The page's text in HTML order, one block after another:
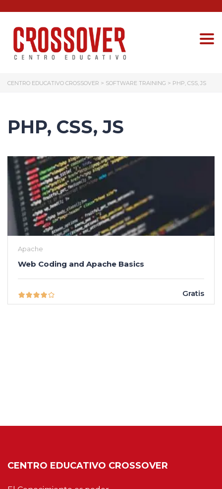
CENTRO EDUCATIVO CROSSOVER > SOFTWARE TRAINING > PHP, CSS, JS
PHP, CSS, JS
Apache
Web Coding and Apache Basics
Gratis
CENTRO EDUCATIVO CROSSOVER